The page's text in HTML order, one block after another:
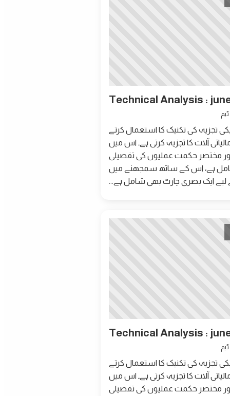
Technical Analysis :
تجزیہ کی تکنیک کا استعمال کرتے
آلات کا تجزیہ کرتی ہے۔ اس میں
مختصر حکمت عملیوں کی تفصیلی
ہے، اس کے ساتھ سمجھنے میں
لیے ایک بصری چارٹ بھی شامل ہے...
Technical Analysis :
تجزیہ کی تکنیک کا استعمال کرتے
آلات کا تجزیہ کرتی ہے۔ اس میں
مختصر حکمت عملیوں کی تفصیلی